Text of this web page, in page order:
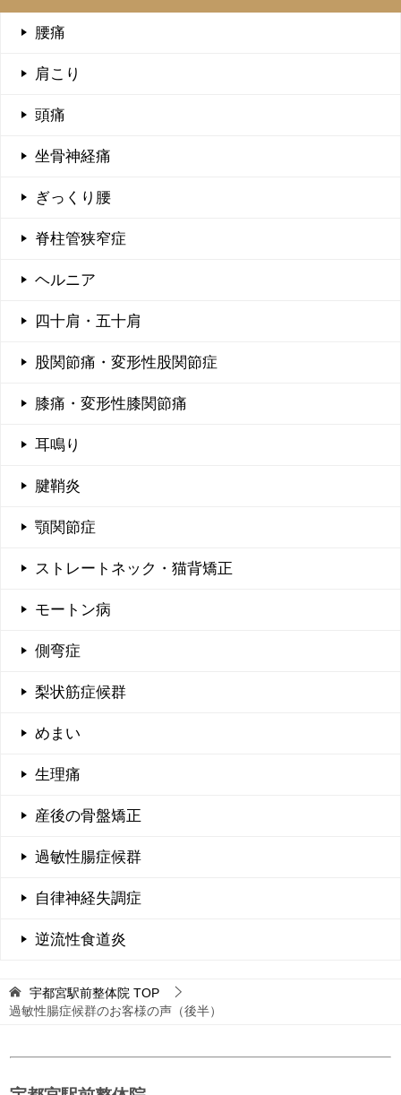
腰痛
肩こり
頭痛
坐骨神経痛
ぎっくり腰
脊柱管狭窄症
ヘルニア
四十肩・五十肩
股関節痛・変形性股関節症
膝痛・変形性膝関節痛
耳鳴り
腱鞘炎
顎関節症
ストレートネック・猫背矯正
モートン病
側弯症
梨状筋症候群
めまい
生理痛
産後の骨盤矯正
過敏性腸症候群
自律神経失調症
逆流性食道炎
宇都宮駅前整体院 TOP
過敏性腸症候群のお客様の声（後半）